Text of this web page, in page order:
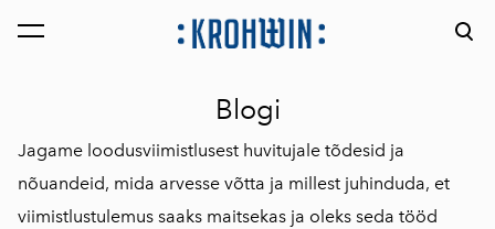
lisati ostukorvi. Vaata ostukorvi
Blogi
Jagame loodusviimistlusest huvitujale tõdesid ja
nõuandeid, mida arvesse võtta ja millest juhinduda, et
viimistlustulemus saaks maitsekas ja oleks seda tööd